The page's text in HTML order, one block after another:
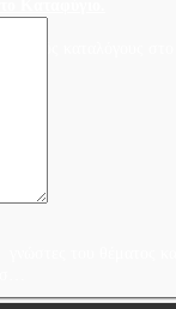
Καταφύγιο.
του θέματος